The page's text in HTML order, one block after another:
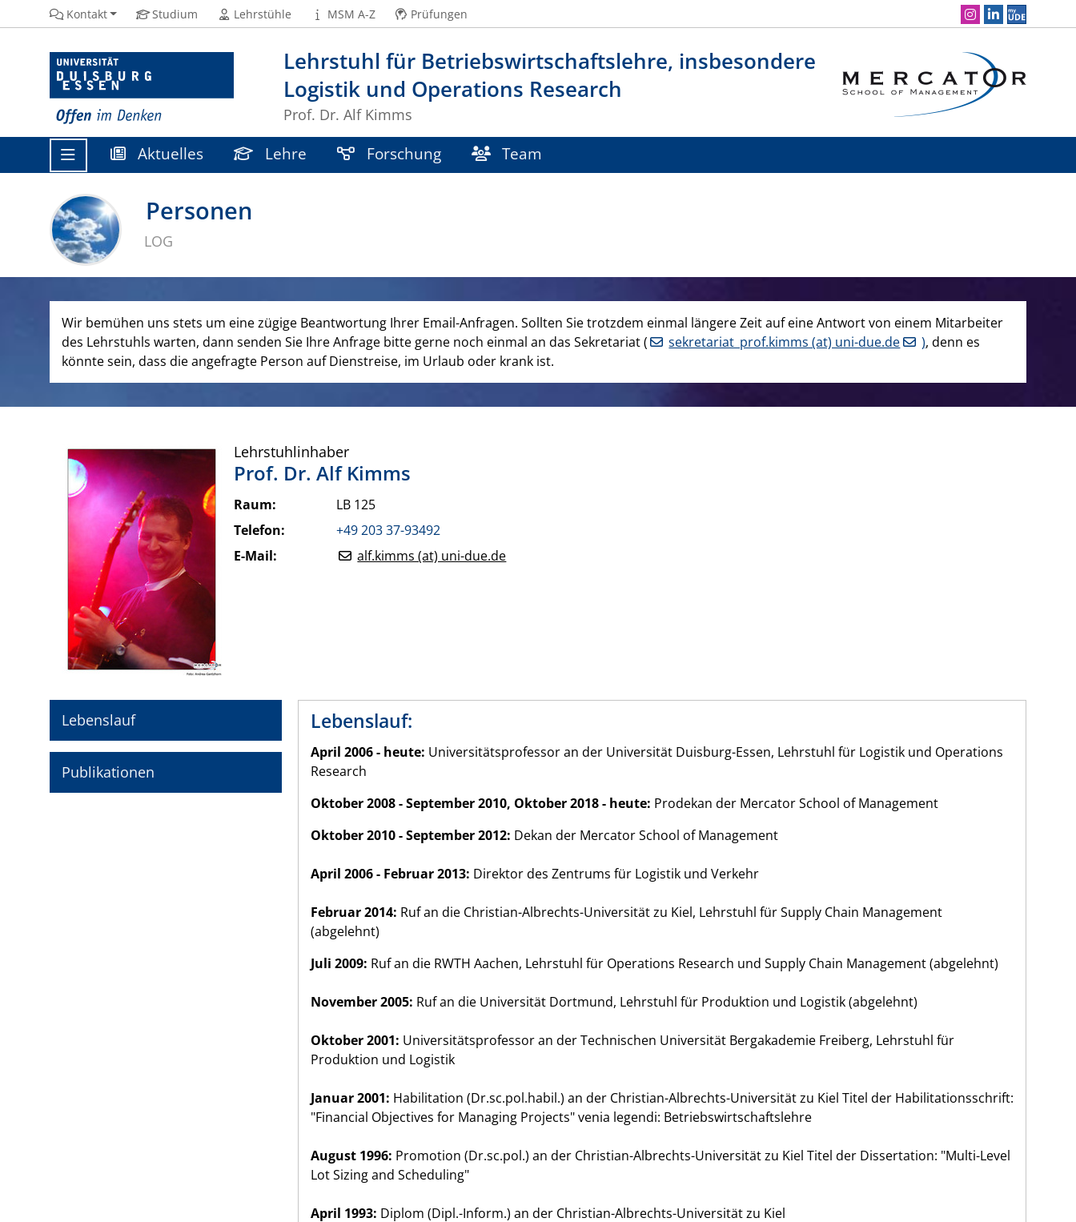
Lehrstuhl für Betriebswirtschaftslehre, insbesondere
Logistik und Operations Research
Prof. Dr. Alf Kimms
Kontakt Studium Lehrstühle MSM A-Z Prüfungen Social Media Navigation
Aktuelles Lehre Forschung Team
Personen
LOG
Wir bemühen uns stets um eine zügige Beantwortung Ihrer Email-Anfragen. Sollten Sie trotzdem einmal längere Zeit auf eine Antwort von einem Mitarbeiter
des Lehrstuhls warten, dann senden Sie Ihre Anfrage bitte gerne noch einmal an das Sekretariat (
sekretariat_prof.kimms (at) uni-due.de ), denn es
könnte sein, dass die angefragte Person auf Dienstreise, im Urlaub oder krank ist.
Lehrstuhlinhaber
Prof. Dr. Alf Kimms
Raum:
LB 125
Telefon:
+49 203 37-93492
E-Mail:
alf.kimms (at) uni-due.de
Lebenslauf
Publikationen
Lebenslauf:
April 2006 - heute: Universitätsprofessor an der Universität Duisburg-Essen, Lehrstuhl für Logistik und Operations
Research
Oktober 2008 - September 2010, Oktober 2018 - heute: Prodekan der Mercator School of Management
Oktober 2010 - September 2012: Dekan der Mercator School of Management
April 2006 - Februar 2013: Direktor des Zentrums für Logistik und Verkehr
Februar 2014: Ruf an die Christian-Albrechts-Universität zu Kiel, Lehrstuhl für Supply Chain Management
(abgelehnt)
Juli 2009: Ruf an die RWTH Aachen, Lehrstuhl für Operations Research und Supply Chain Management (abgelehnt)
November 2005: Ruf an die Universität Dortmund, Lehrstuhl für Produktion und Logistik (abgelehnt)
Oktober 2001: Universitätsprofessor an der Technischen Universität Bergakademie Freiberg, Lehrstuhl für
Produktion und Logistik
Januar 2001: Habilitation (Dr.sc.pol.habil.) an der Christian-Albrechts-Universität zu Kiel Titel der Habilitationsschrift:
"Financial Objectives for Managing Projects" venia legendi: Betriebswirtschaftslehre
August 1996: Promotion (Dr.sc.pol.) an der Christian-Albrechts-Universität zu Kiel Titel der Dissertation: "Multi-Level
Lot Sizing and Scheduling"
April 1993: Diplom (Dipl.-Inform.) an der Christian-Albrechts-Universität zu Kiel